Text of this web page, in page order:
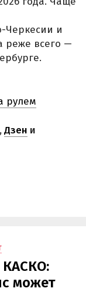
Черкесии и
реже всего —
рулем
,Дзен и
КАСКО:
может